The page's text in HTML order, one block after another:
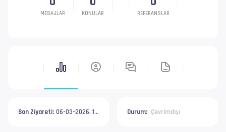
MESAJLAR KONULAR REFERANSLAR
Son Ziyareti: 06-03-2026, 11:18 AM Durum: Çevrimdışı